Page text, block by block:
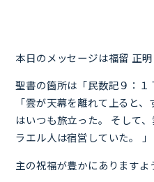
本日のメッセージは福留 正明
聖書の箇所は「民数記９：１
「雲が天幕を離れて上ると
はいつも旅立った。 そして
ラエル人は宿営していた。 」
主の祝福が豊かにありますよ